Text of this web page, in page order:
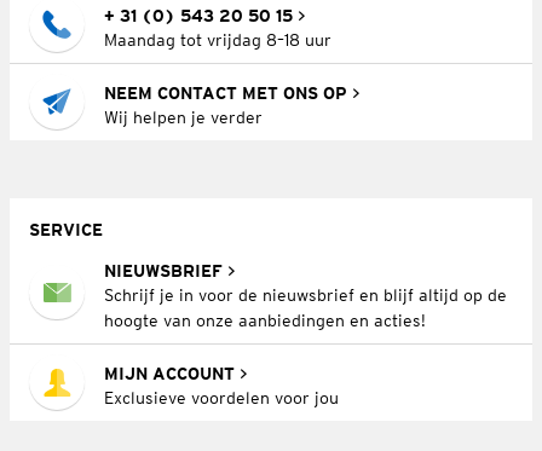
+ 31 (0) 543 20 50 15
Maandag tot vrijdag 8–18 uur
NEEM CONTACT MET ONS OP
Wij helpen je verder
SERVICE
NIEUWSBRIEF
Schrijf je in voor de nieuwsbrief en blijf altijd op de
hoogte van onze aanbiedingen en acties!
MIJN ACCOUNT
Exclusieve voordelen voor jou